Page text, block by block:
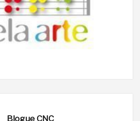
Blogue CNC